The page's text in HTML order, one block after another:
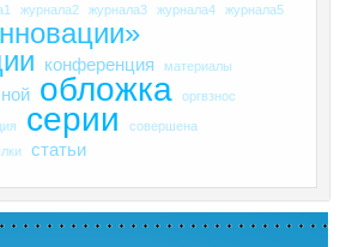
журнала2 журнала3 журнала4 журнала5
конференция материалы
обложка оргвзнос
серии совершена
статьи